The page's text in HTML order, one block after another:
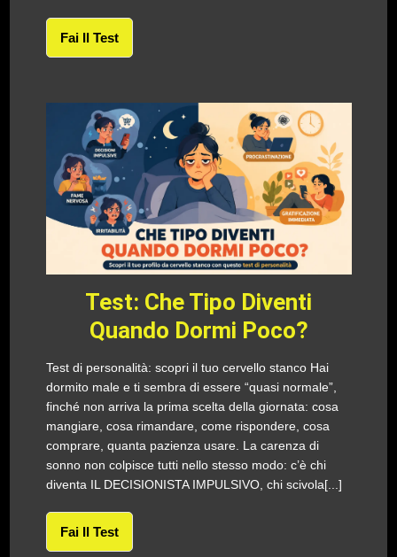
Fai Il Test
Test: Che Tipo Diventi
Quando Dormi Poco?
Test di personalità: scopri il tuo cervello stanco Hai
dormito male e ti sembra di essere “quasi normale”,
finché non arriva la prima scelta della giornata: cosa
mangiare, cosa rimandare, come rispondere, cosa
comprare, quanta pazienza usare. La carenza di
sonno non colpisce tutti nello stesso modo: c’è chi
diventa IL DECISIONISTA IMPULSIVO, chi scivola[...]
Fai Il Test